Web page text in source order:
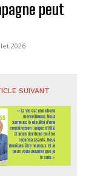
peut
2026
SUIVANT